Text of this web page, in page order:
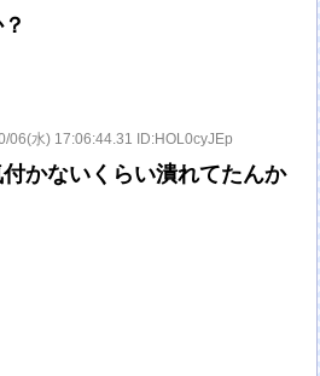
06(水) 17:06:44.31 ID:HOL0cyJEp
かないくらい潰れてたんか